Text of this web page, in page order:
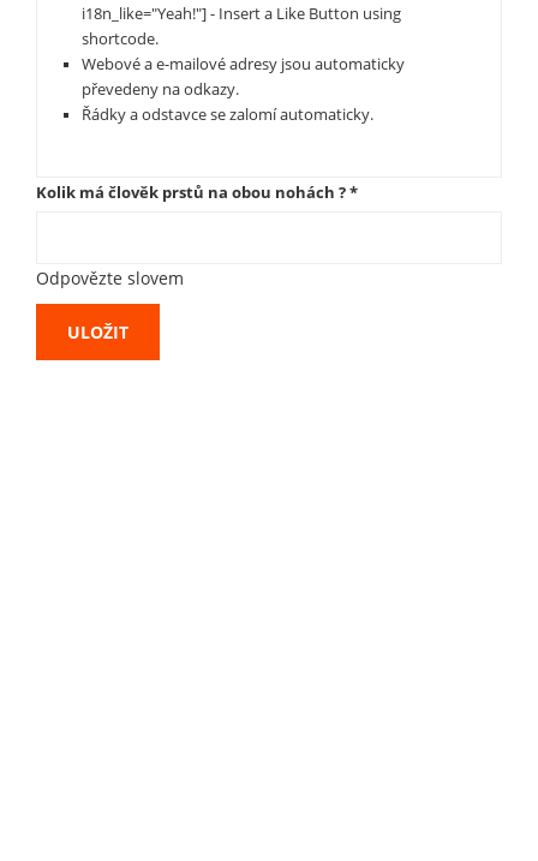
i18n_like="Yeah!"] - Insert a Like Button using
shortcode.
Webové a e-mailové adresy jsou automaticky
převedeny na odkazy.
Řádky a odstavce se zalomí automaticky.
Kolik má člověk prstů na obou nohách ?*
Odpovězte slovem